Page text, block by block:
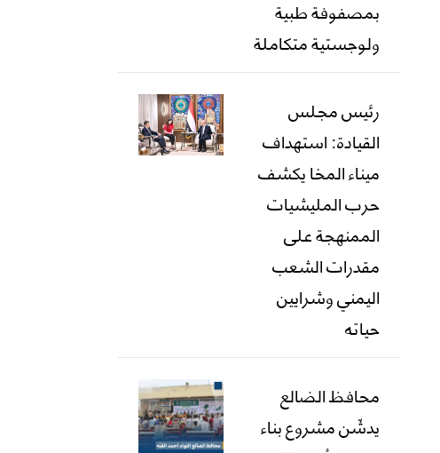
بمصفوفة طبية
ولوجستية متكاملة
رئيس مجلس
القيادة: استهداف
ميناء المخا يكشف
حرب المليشيات
الممنهجة على
مقدرات الشعب
اليمني وشرايين
حياته
محافظ الضالع
يدشّن مشروع بناء